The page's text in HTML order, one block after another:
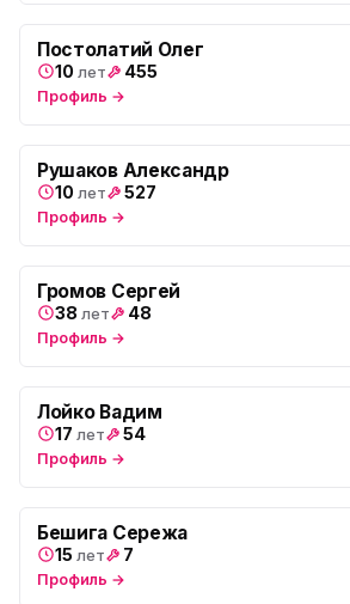
Постолатий Олег
10 лет 455
Профиль →
Рушаков Александр
10 лет 527
Профиль →
Громов Сергей
38 лет 48
Профиль →
Лойко Вадим
17 лет 54
Профиль →
Бешига Сережа
15 лет 7
Профиль →